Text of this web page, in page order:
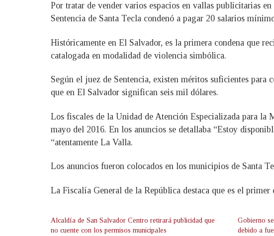
Por tratar de vender varios espacios en vallas publicitarias
Sentencia de Santa Tecla condenó a pagar 20 salarios
Históricamente en El Salvador, es la primera condena que
catalogada en modalidad de violencia simbólica.
Según el juez de Sentencia, existen méritos suficientes
que en El Salvador significan seis mil dólares.
Los fiscales de la Unidad de Atención Especializada para la
mayo del 2016. En los anuncios se detallaba “Estoy
“atentamente La Valla.
Los anuncios fueron colocados en los municipios de Santa
La Fiscalía General de la República destaca que es el
Alcaldía de San Salvador Centro retirará publicidad que
no cuente con los permisos municipales
Gobierno
debido a